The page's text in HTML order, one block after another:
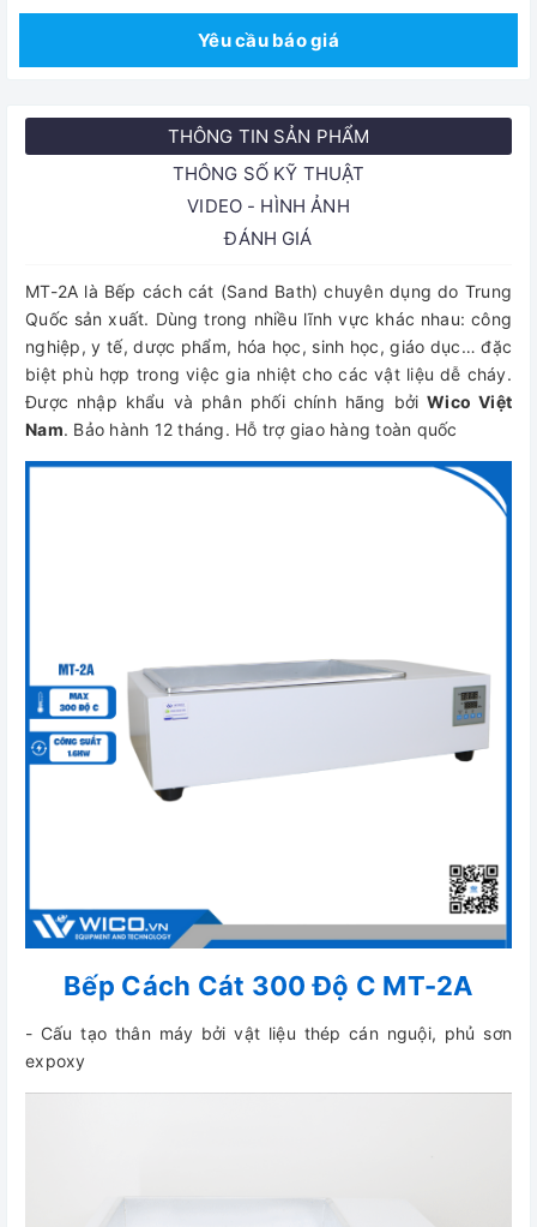
Yêu cầu báo giá
THÔNG TIN SẢN PHẨM
THÔNG SỐ KỸ THUẬT
VIDEO - HÌNH ẢNH
ĐÁNH GIÁ
MT-2A là Bếp cách cát (Sand Bath) chuyên dụng do Trung
Quốc sản xuất. Dùng trong nhiều lĩnh vực khác nhau: công
nghiệp, y tế, dược phẩm, hóa học, sinh học, giáo dục… đặc
biệt phù hợp trong việc gia nhiệt cho các vật liệu dễ cháy.
Được nhập khẩu và phân phối chính hãng bởiWico Việt
Nam. Bảo hành 12 tháng. Hỗ trợ giao hàng toàn quốc
Bếp Cách Cát 300 Độ C MT-2A
- Cấu tạo thân máy bởi vật liệu thép cán nguội, phủ sơn
expoxy